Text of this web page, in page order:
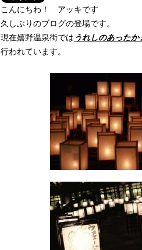
こんにちわ！ アッキです
久しぶりのブログの登場です。
現在嬉野温泉街では うれしのあったか
行われています。